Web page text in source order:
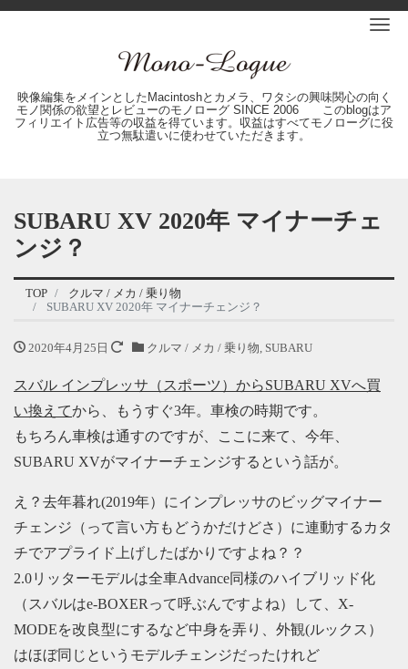
映像編集をメインとしたMacintoshとカメラ、ワタシの興味関心の向く
モノ関係の欲望とレビューのモノローグ SINCE 2006 このblogはア
フィリエイト広告等の収益を得ています。収益はすべてモノローグに役
立つ無駄遣いに使わせていただきます。
SUBARU XV 2020年 マイナーチェ
ンジ？
TOP
クルマ / メカ / 乗り物
SUBARU XV 2020年 マイナーチェンジ？
2020年4月25日 クルマ / メカ / 乗り物, SUBARU
スバル インプレッサ（スポーツ）からSUBARU XVへ買
い換えてから、もうすぐ3年。車検の時期です。
もちろん車検は通すのですが、ここに来て、今年、
SUBARU XVがマイナーチェンジするという話が。
え？去年暮れ(2019年）にインプレッサのビッグマイナー
チェンジ（って言い方もどうかだけどさ）に連動するカタ
チでアプライド上げしたばかりですよね？？
2.0リッターモデルは全車Advance同様のハイブリッド化
（スバルはe-BOXERって呼ぶんですよね）して、X-
MODEを改良型にするなど中身を弄り、外観(ルックス）
はほぼ同じというモデルチェンジだったけれど